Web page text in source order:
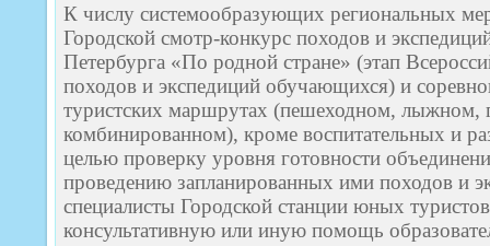
К числу системообразующих региональных
Городской смотр-конкурс походов и
Петербурга «По родной стране» (этап
походов и экспедиций обучающихся) и
туристских маршрутах (пешеходном, лыжном,
комбинированном), кроме воспитательных и
целью проверку уровня готовности
проведению запланированных ими походов и
специалисты Городской станции юных
консультативную или иную помощь